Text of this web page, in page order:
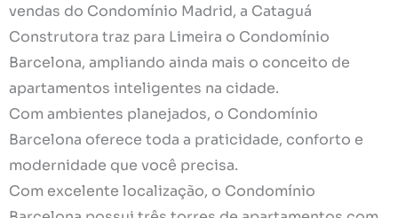
vendas do Condomínio Madrid, a Cataguá
Construtora traz para Limeira o Condomínio
Barcelona, ampliando ainda mais o conceito de
apartamentos inteligentes na cidade.
Com ambientes planejados, o Condomínio
Barcelona oferece toda a praticidade, conforto e
modernidade que você precisa.
Com excelente localização, o Condomínio